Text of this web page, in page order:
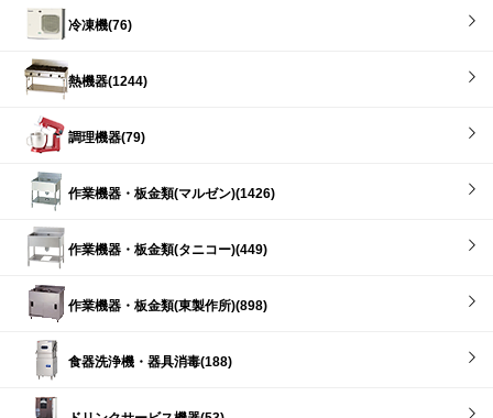
冷凍機(76)
熱機器(1244)
調理機器(79)
作業機器・板金類(マルゼン)(1426)
作業機器・板金類(タニコー)(449)
作業機器・板金類(東製作所)(898)
食器洗浄機・器具消毒(188)